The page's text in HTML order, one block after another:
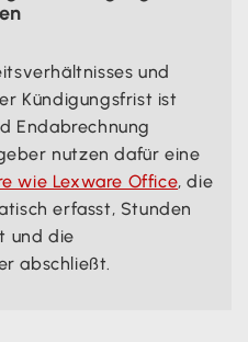
und
Kündigungsfrist ist
Endabrechnung
nutzen dafür eine
wie Lexware Office, die
erfasst, Stunden
und die
abschließt.